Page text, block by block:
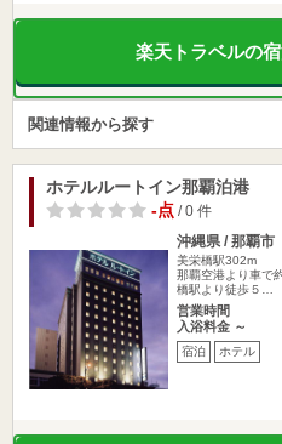
楽天トラベルの
関連情報から探す
ホテルルートイン那覇泊港
-点/ 0 件
沖縄県 / 那覇市
美栄橋駅302m
那覇空港より車で
橋駅より徒歩５…
営業時間
入浴料金 ～
宿泊 ホテル